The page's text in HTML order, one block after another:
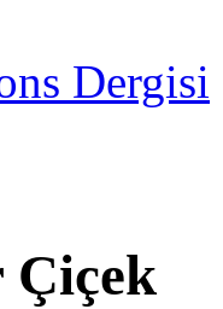
Dergisi
Çiçek